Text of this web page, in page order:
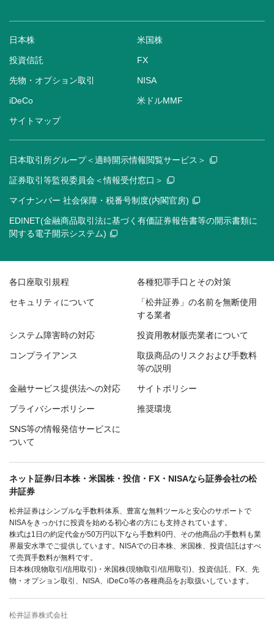
日本株 米国株
投資信託 FX
先物・オプション取引 NISA
iDeCo 米ドルMMF
サイトマップ
日本取引所グループ＜適時開示情報閲覧サービス＞
証券取引等監視委員会＜情報受付窓口＞
マイナンバー 社会保障・税番号制度(内閣官房)
EDINET(金融商品取引法に基づく有価証券報告書等の開示書類に
関する電子開示システム)
各口座取引規程 各種犯罪手口とその対策
セキュリティについて
「松井証券」の名前を無断使用
する業者
システム障害時の対応 投資用教材販売業者について
コンプライアンス
取扱商品のリスクおよび手数料
等の説明
金融サービス提供法への対応 サイトポリシー
プライバシーポリシー 推奨環境
SNS等の情報発信サービスに
ついて
ネット証券/日本株・米国株・投信・FX・NISAなら証券会社の松
井証券
松井証券はシンプルな手数料体系、豊富な無料ツールと安心のサポートで
NISAをきっかけに投資を始める初心者の方にも支持されています。
株式は1日の約定代金が50万円以下なら手数料0円、その他商品の手数料も業
界最安水準でご提供しています。NISAでの日本株、米国株、投資信託はすべ
て売買手数料が無料です。
日本株(現物取引/信用取引)・米国株(現物取引/信用取引)、投資信託、FX、先
物・オプション取引、NISA、iDeCo等の各種商品をお取扱いしています。
松井証券株式会社